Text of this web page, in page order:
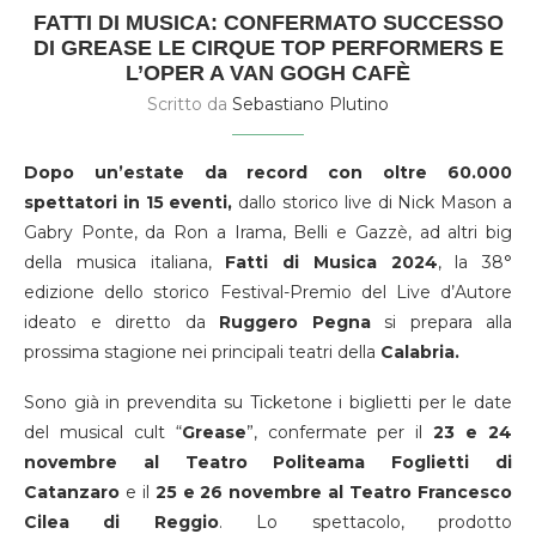
FATTI DI MUSICA: CONFERMATO SUCCESSO
DI GREASE LE CIRQUE TOP PERFORMERS E
L’OPER A VAN GOGH CAFÈ
Scritto da Sebastiano Plutino
Dopo un’estate da record con oltre 60.000
spettatori in 15 eventi, dallo storico live di Nick Mason a
Gabry Ponte, da Ron a Irama, Belli e Gazzè, ad altri big
della musica italiana, Fatti di Musica 2024, la 38°
edizione dello storico Festival-Premio del Live d’Autore
ideato e diretto da Ruggero Pegna si prepara alla
prossima stagione nei principali teatri della Calabria.
Sono già in prevendita su Ticketone i biglietti per le date
del musical cult “Grease”, confermate per il23 e 24
novembre al Teatro Politeama Foglietti di
Catanzaro e il 25 e 26 novembre al Teatro Francesco
Cilea di Reggio. Lo spettacolo, prodotto